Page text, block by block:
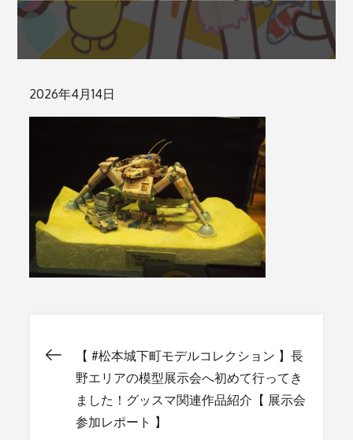
Posted
on
2026年4月14日
投
稿
【 #松本城下町モデルコレクション 】長
野エリアの模型展示会へ初めて行ってき
ました！グッスマ関連作品紹介【 展示会
参加レポート 】